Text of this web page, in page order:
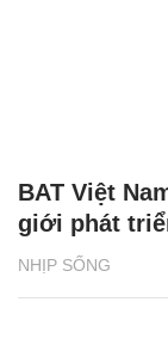
NHỊP SỐNG
BAT Việt
giới phát